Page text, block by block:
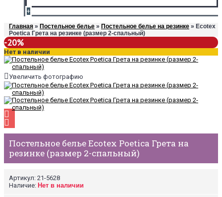
+
Главная » Постельное белье » Постельное белье на резинке » Ecotex
Poetica Грета на резинке (размер 2-спальный)
-20%
Нет в наличии
Увеличить фотографию
Постельное белье Ecotex Poetica Грета на
резинке (размер 2-спальный)
Артикул: 21-5628
Наличие: Нет в наличии